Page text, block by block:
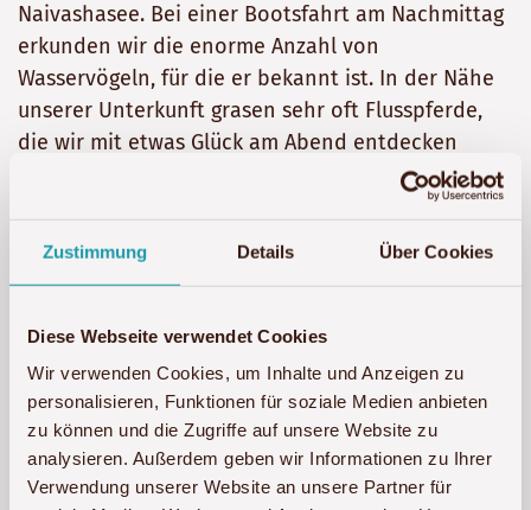
Zustimmung Details Über Cookies
Diese Webseite verwendet Cookies
Wir verwenden Cookies, um Inhalte und Anzeigen zu
personalisieren, Funktionen für soziale Medien anbieten
zu können und die Zugriffe auf unsere Website zu
analysieren. Außerdem geben wir Informationen zu Ihrer
Verwendung unserer Website an unsere Partner für
Naivashasee. Bei einer Bootsfahrt am Nachmittag
erkunden wir die enorme Anzahl von
Wasservögeln, für die er bekannt ist. In der Nähe
unserer Unterkunft grasen sehr oft Flusspferde,
die wir mit etwas Glück am Abend entdecken
Lake Naivasha Sopa Lodge